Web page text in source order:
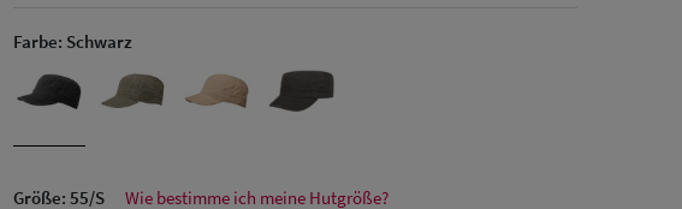
Farbe: Schwarz
Größe: 55/S
Wie bestimme ich meine Hutgröße?